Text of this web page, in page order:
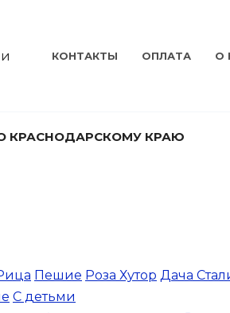
КОНТАКТЫ ОПЛАТА О
КРАСНОДАРСКОМУ КРАЮ
Пешие Роза Хутор Дача
С детьми